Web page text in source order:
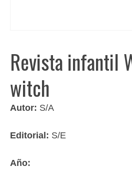
Revista infantil
witch
Autor: S/A
Editorial: S/E
Año: